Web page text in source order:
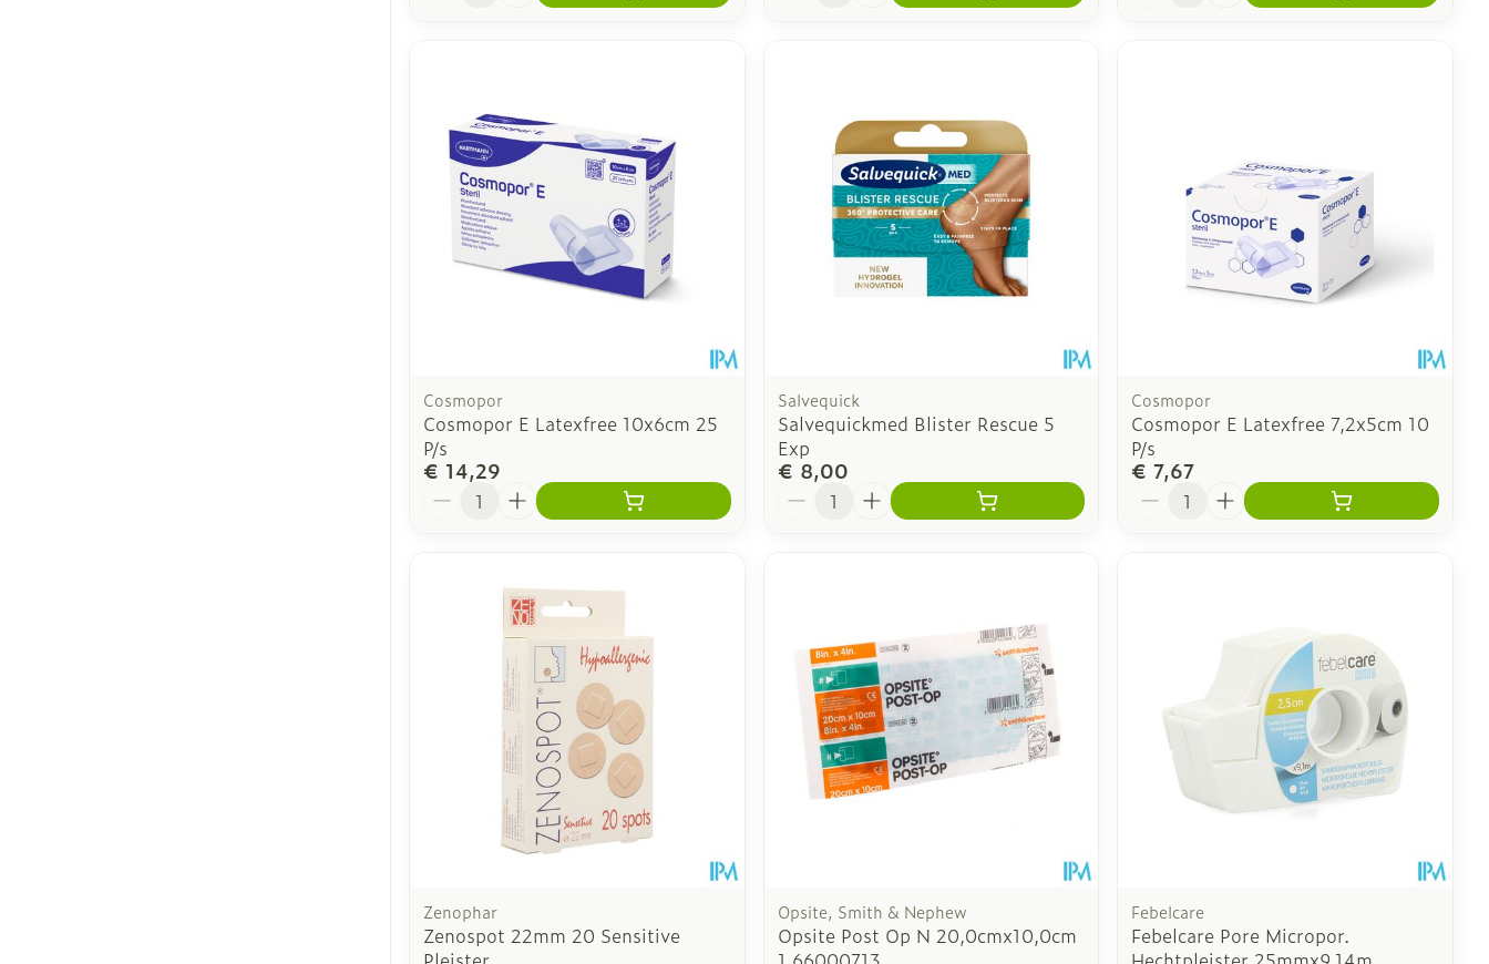
Cosmopor
Cosmopor E Latexfree 10x6cm 25
P/s
€ 14,29
Aantal
Salvequick
Salvequickmed Blister Rescue 5
Exp
€ 8,00
Aantal
Cosmopor
Cosmopor E Latexfree 7,2x5cm 10
P/s
€ 7,67
Aantal
Zenophar
Zenospot 22mm 20 Sensitive
Opsite, Smith & Nephew
Opsite Post Op N 20,0cmx10,0cm
Febelcare
Febelcare Pore Micropor.